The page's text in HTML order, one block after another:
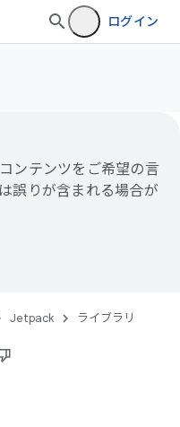
ログイン
ンテンツをご希望の言
誤りが含まれる場合が
Jetpack ライブラリ